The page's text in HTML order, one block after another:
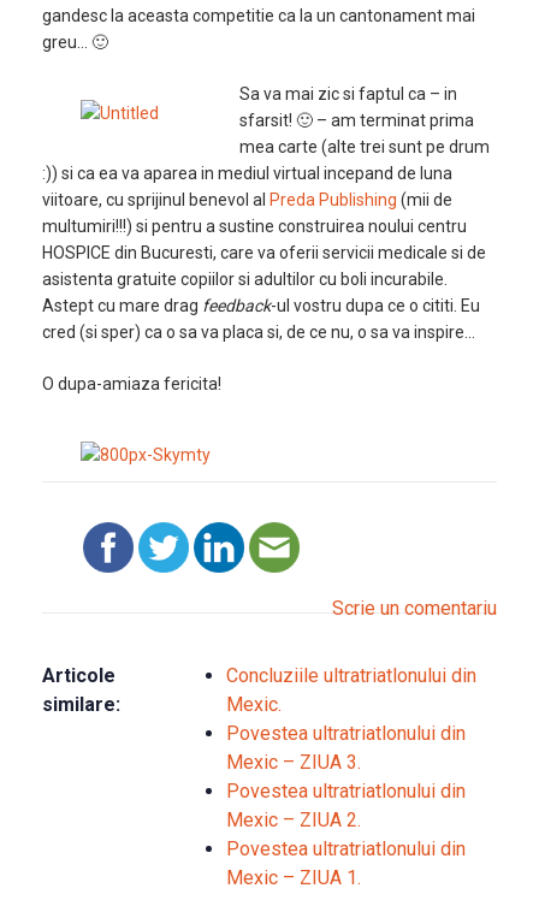
gandesc la aceasta competitie ca la un cantonament mai
greu… 🙂
Sa va mai zic si faptul ca – in
sfarsit! 🙂 – am terminat prima
mea carte (alte trei sunt pe drum
:)) si ca ea va aparea in mediul virtual incepand de luna
viitoare, cu sprijinul benevol al Preda Publishing (mii de
multumiri!!!) si pentru a sustine construirea noului centru
HOSPICE din Bucuresti, care va oferii servicii medicale si de
asistenta gratuite copiilor si adultilor cu boli incurabile.
Astept cu mare drag feedback-ul vostru dupa ce o cititi. Eu
cred (si sper) ca o sa va placa si, de ce nu, o sa va inspire…
O dupa-amiaza fericita!
Scrie un comentariu
Articole
similare:
Concluziile ultratriatlonului din
Mexic.
Povestea ultratriatlonului din
Mexic – ZIUA 3.
Povestea ultratriatlonului din
Mexic – ZIUA 2.
Povestea ultratriatlonului din
Mexic – ZIUA 1.